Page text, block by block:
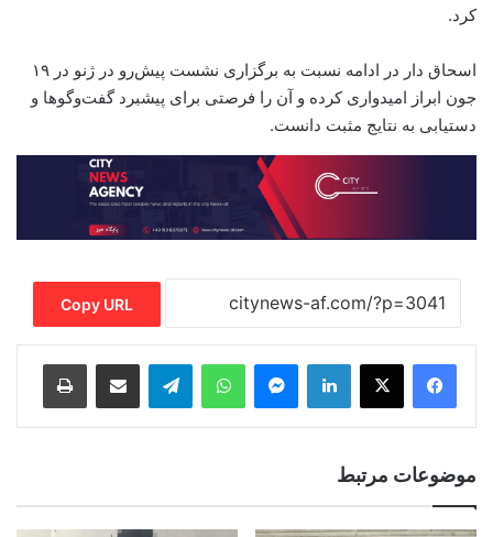
کرد.
اسحاق دار در ادامه نسبت به برگزاری نشست پیش‌رو در ژنو در ۱۹
جون ابراز امیدواری کرده و آن را فرصتی برای پیشبرد گفت‌وگوها و
دستیابی به نتایج مثبت دانست.
Copy URL
LinkedIn
Messenger
WhatsApp
Telegram
Share via Email
Print
موضوعات مرتبط